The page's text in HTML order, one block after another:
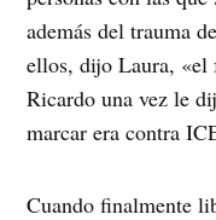
además del trauma
ellos, dijo Laura, «el
Ricardo una vez le
marcar era contra
Cuando finalmente